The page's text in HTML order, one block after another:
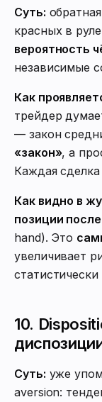
Суть:
красных в
вероятность
независимые
Как
трейдер
— закон
«закон», а
Каждая
Как видно в
позиции
hand). Это
увеличивает
10.
Суть: уже
aversion: